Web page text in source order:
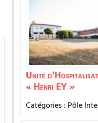
Unité
« Henri EY »
Catégories : Pôle